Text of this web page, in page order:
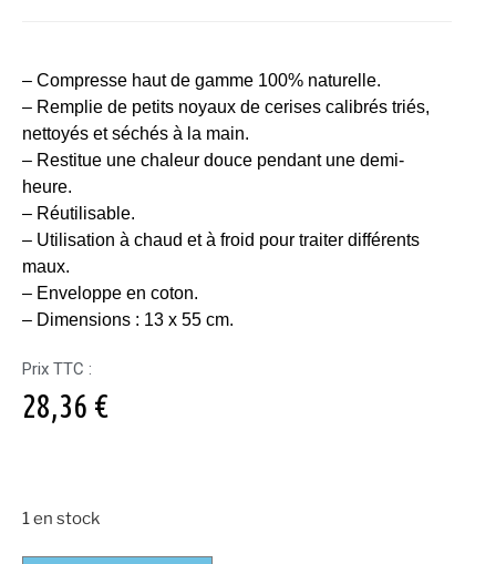
– Compresse haut de gamme 100% naturelle.
– Remplie de petits noyaux de cerises calibrés triés,
nettoyés et séchés à la main.
– Restitue une chaleur douce pendant une demi-
heure.
– Réutilisable.
– Utilisation à chaud et à froid pour traiter différents
maux.
– Enveloppe en coton.
– Dimensions : 13 x 55 cm.
Prix TTC :
28,36 €
1 en stock